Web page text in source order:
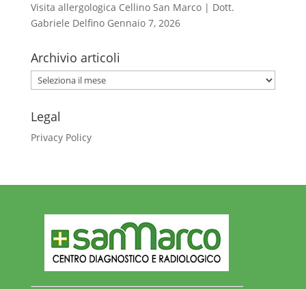
Visita allergologica Cellino San Marco | Dott.
Gabriele Delfino Gennaio 7, 2026
Archivio articoli
Archivio
articoli
Legal
Privacy Policy